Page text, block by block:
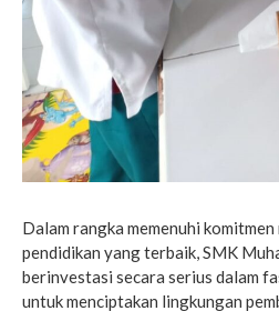
Dalam rangka memenuhi
pendidikan yang terbaik, SMK
berinvestasi secara serius dalam
untuk menciptakan lingkungan